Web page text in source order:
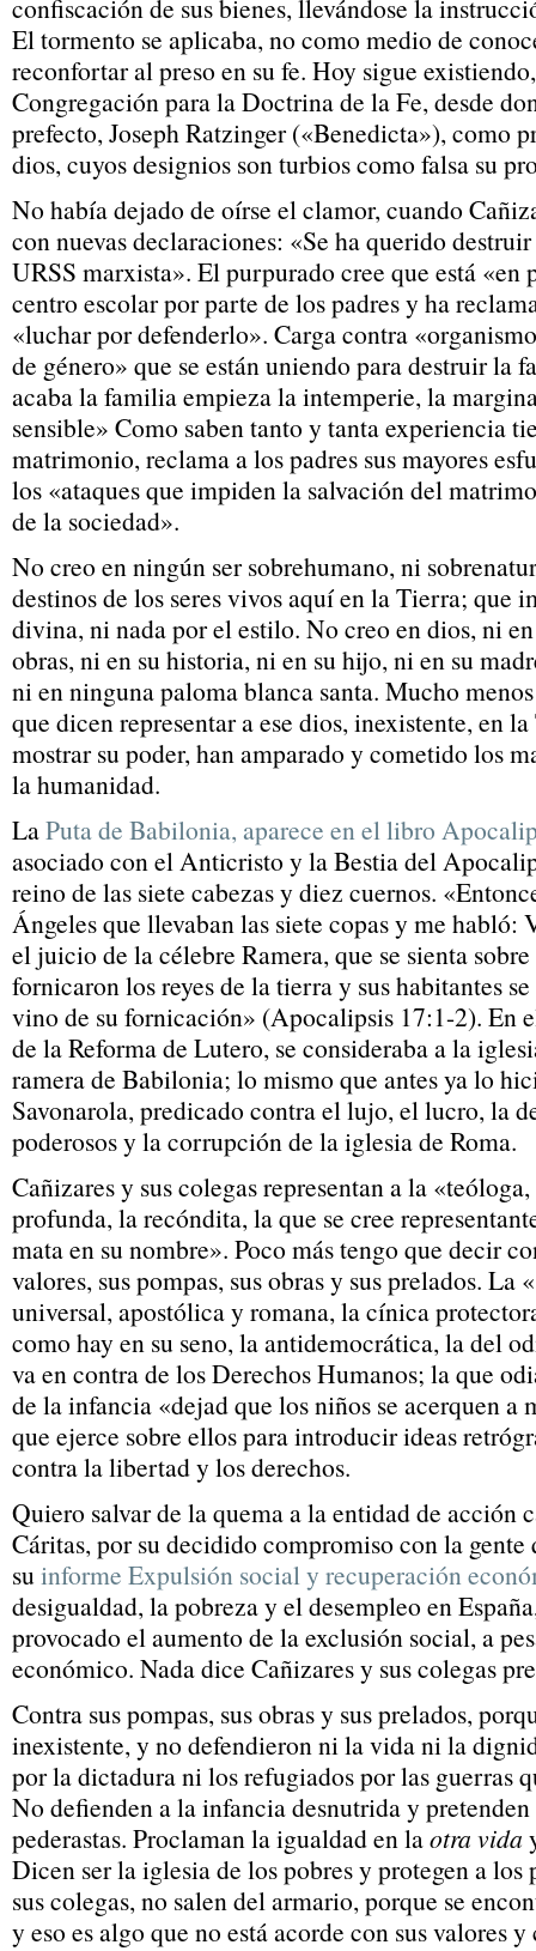
confiscación de sus bienes, llevándose la
El tormento se aplicaba, no como medio de
reconfortar al preso en su fe. Hoy sigue
Congregación para la Doctrina de la Fe, desde
prefecto, Joseph Ratzinger («Benedicta»), como
dios, cuyos designios son turbios como falsa su
No había dejado de oírse el clamor, cuando
con nuevas declaraciones: «Se ha querido
URSS marxista». El purpurado cree que está
centro escolar por parte de los padres y ha
«luchar por defenderlo». Carga contra
de género» que se están uniendo para destruir la
acaba la familia empieza la intemperie, la
sensible» Como saben tanto y tanta experiencia
matrimonio, reclama a los padres sus mayores
los «ataques que impiden la salvación del
de la sociedad».
No creo en ningún ser sobrehumano, ni
destinos de los seres vivos aquí en la Tierra; que
divina, ni nada por el estilo. No creo en dios, ni en
obras, ni en su historia, ni en su hijo, ni en su
ni en ninguna paloma blanca santa. Mucho
que dicen representar a ese dios, inexistente, en
mostrar su poder, han amparado y cometido los
la humanidad.
LaPuta de Babilonia, aparece en el libro
asociado con el Anticristo y la Bestia del
reino de las siete cabezas y diez cuernos.
Ángeles que llevaban las siete copas y me habló:
el juicio de la célebre Ramera, que se sienta
fornicaron los reyes de la tierra y sus habitantes
vino de su fornicación» (Apocalipsis 17:1-2). En
de la Reforma de Lutero, se consideraba a la
ramera de Babilonia; lo mismo que antes ya lo
Savonarola, predicado contra el lujo, el lucro, la
poderosos y la corrupción de la iglesia de Roma.
Cañizares y sus colegas representan a la
profunda, la recóndita, la que se cree
mata en su nombre». Poco más tengo que decir
valores, sus pompas, sus obras y sus prelados. La
universal, apostólica y romana, la cínica
como hay en su seno, la antidemocrática, la del
va en contra de los Derechos Humanos; la que
de la infancia «dejad que los niños se acerquen a
que ejerce sobre ellos para introducir ideas
contra la libertad y los derechos.
Quiero salvar de la quema a la entidad de acción
Cáritas, por su decidido compromiso con la gente
suinforme Expulsión social y recuperación
desigualdad, la pobreza y el desempleo en
provocado el aumento de la exclusión social, a
económico. Nada dice Cañizares y sus colegas
Contra sus pompas, sus obras y sus prelados,
inexistente, y no defendieron ni la vida ni la
por la dictadura ni los refugiados por las guerras
No defienden a la infancia desnutrida y
pederastas. Proclaman la igualdad en laotra vida
Dicen ser la iglesia de los pobres y protegen a los
sus colegas, no salen del armario, porque se
y eso es algo que no está acorde con sus valores y